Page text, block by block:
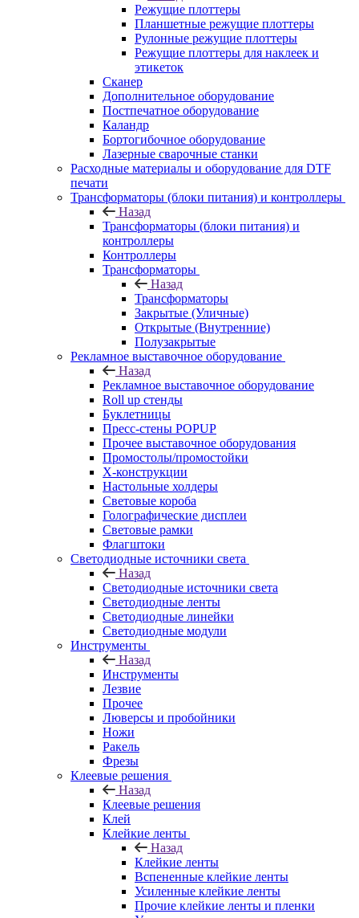
Режущие плоттеры
Планшетные режущие плоттеры
Рулонные режущие плоттеры
Режущие плоттеры для наклеек и
этикеток
Сканер
Дополнительное оборудование
Постпечатное оборудование
Каландр
Бортогибочное оборудование
Лазерные сварочные станки
Расходные материалы и оборудование для DTF
печати
Трансформаторы (блоки питания) и контроллеры
Назад
Трансформаторы (блоки питания) и
контроллеры
Контроллеры
Трансформаторы
Назад
Трансформаторы
Закрытые (Уличные)
Открытые (Внутренние)
Полузакрытые
Рекламное выставочное оборудование
Назад
Рекламное выставочное оборудование
Roll up стенды
Буклетницы
Пресс-стены POPUP
Прочее выставочное оборудования
Промостолы/промостойки
Х-конструкции
Настольные холдеры
Световые короба
Голографические дисплеи
Световые рамки
Флагштоки
Светодиодные источники света
Назад
Светодиодные источники света
Светодиодные ленты
Светодиодные линейки
Светодиодные модули
Инструменты
Назад
Инструменты
Лезвие
Прочее
Люверсы и пробойники
Ножи
Ракель
Фрезы
Клеевые решения
Назад
Клеевые решения
Клей
Клейкие ленты
Назад
Клейкие ленты
Вспененные клейкие ленты
Усиленные клейкие ленты
Прочие клейкие ленты и пленки